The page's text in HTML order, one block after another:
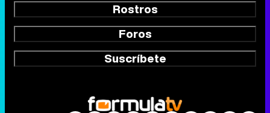
Rostros
Foros
Suscríbete